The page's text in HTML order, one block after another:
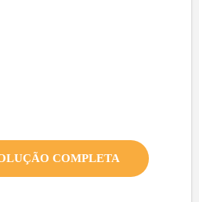
MOSTRAR SOLUÇÃO COMPLETA